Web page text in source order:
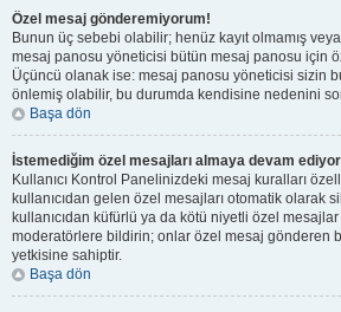
Özel mesaj gönderemiyorum!
Bunun üç sebebi olabilir; henüz kayıt olmamış
mesaj panosu yöneticisi bütün mesaj panosu için
Üçüncü olanak ise: mesaj panosu yöneticisi sizin
önlemiş olabilir, bu durumda kendisine nedenini
Başa dön
İstemediğim özel mesajları almaya devam
Kullanıcı Kontrol Panelinizdeki mesaj kuralları
kullanıcıdan gelen özel mesajları otomatik olarak
kullanıcıdan küfürlü ya da kötü niyetli özel mesajlar
moderatörlere bildirin; onlar özel mesaj gönderen
yetkisine sahiptir.
Başa dön